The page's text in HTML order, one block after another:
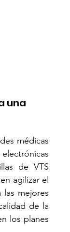
una
médicas
de VTS
agilizar el
mejores
de la
los planes